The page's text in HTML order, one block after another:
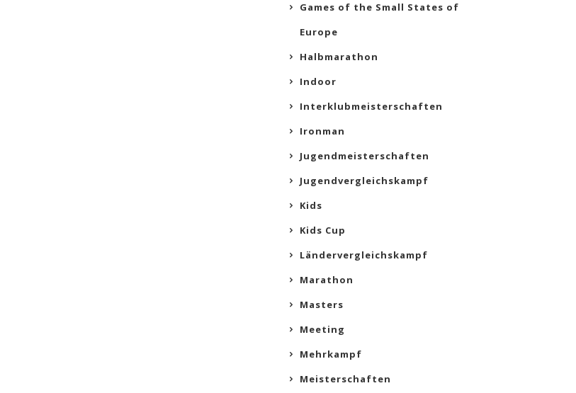
Games of the Small States of
Europe
Halbmarathon
Indoor
Interklubmeisterschaften
Ironman
Jugendmeisterschaften
Jugendvergleichskampf
Kids
Kids Cup
Ländervergleichskampf
Marathon
Masters
Meeting
Mehrkampf
Meisterschaften